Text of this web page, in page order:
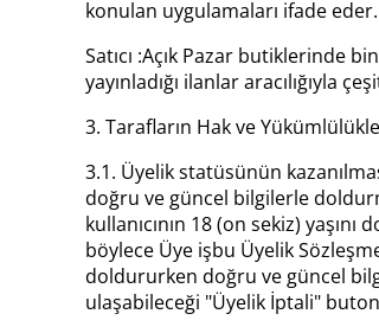
konulan uygulamaları ifade eder.
Satıcı :Açık Pazar butiklerinde
yayınladığı ilanlar aracılığıyla
3. Tarafların Hak ve
3.1. Üyelik statüsünün
doğru ve güncel bilgilerle
kullanıcının 18 (on sekiz)
böylece Üye işbu Üyelik
doldururken doğru ve güncel
ulaşabileceği "Üyelik İptali"